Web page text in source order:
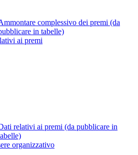
complessivo dei premi (da
in tabelle)
ai premi
relativi ai premi (da pubblicare in
organizzativo